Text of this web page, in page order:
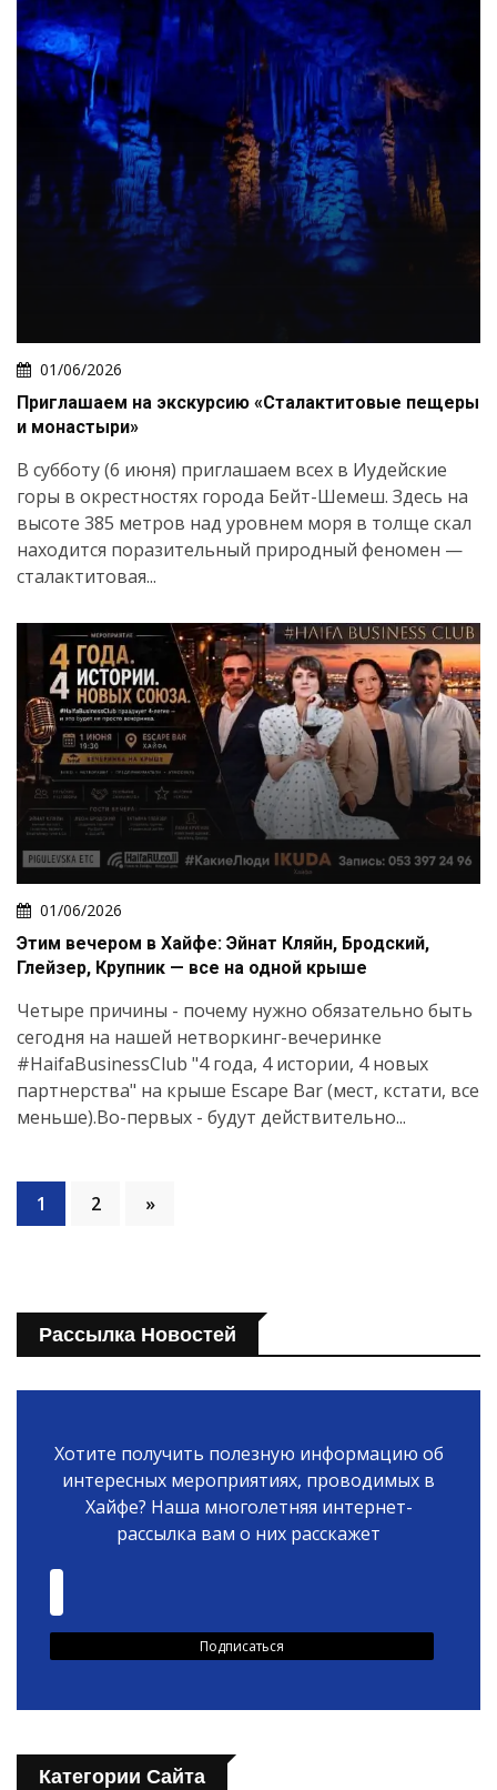
01/06/2026
Приглашаем на экскурсию «Сталактитовые пещеры
и монастыри»
В субботу (6 июня) приглашаем всех в Иудейские
горы в окрестностях города Бейт-Шемеш. Здесь на
высоте 385 метров над уровнем моря в толще скал
находится поразительный природный феномен —
сталактитовая...
01/06/2026
Этим вечером в Хайфе: Эйнат Кляйн, Бродский,
Глейзер, Крупник — все на одной крыше
Четыре причины - почему нужно обязательно быть
сегодня на нашей нетворкинг-вечеринке
#HaifaBusinessClub "4 года, 4 истории, 4 новых
партнерства" на крыше Escape Bar (мест, кстати, все
меньше).Во-первых - будут действительно...
1 2 »
Рассылка Новостей
Хотите получить полезную информацию об
интересных мероприятиях, проводимых в
Хайфе? Наша многолетняя интернет-
рассылка вам о них расскажет
Категории Сайта